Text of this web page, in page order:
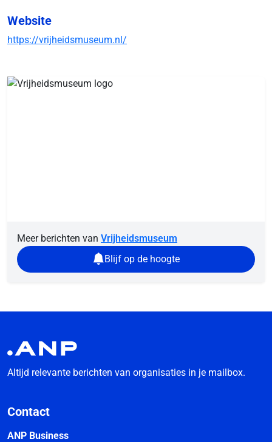
Website
https://vrijheidsmuseum.nl/
Meer berichten van Vrijheidsmuseum
Blijf op de hoogte
Altijd relevante berichten van organisaties in je mailbox.
Contact
ANP Business